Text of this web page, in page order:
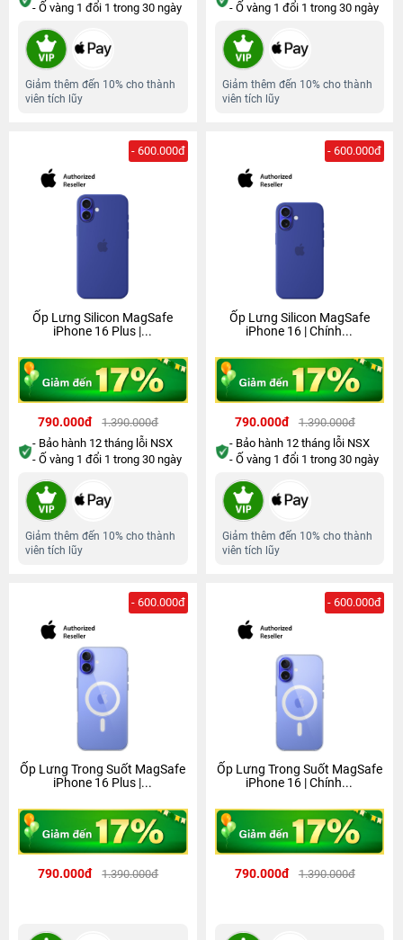
- Ố vàng 1 đổi 1 trong 30 ngày
Giảm thêm đến 10% cho thành
viên tích lũy
- Ố vàng 1 đổi 1 trong 30 ngày
Giảm thêm đến 10% cho thành
viên tích lũy
- 600.000đ
Ốp Lưng Silicon MagSafe
iPhone 16 Plus |...
790.000đ
1.390.000đ
- Bảo hành 12 tháng lỗi NSX
- Ố vàng 1 đổi 1 trong 30 ngày
Giảm thêm đến 10% cho thành
viên tích lũy
- 600.000đ
Ốp Lưng Silicon MagSafe
iPhone 16 | Chính...
790.000đ
1.390.000đ
- Bảo hành 12 tháng lỗi NSX
- Ố vàng 1 đổi 1 trong 30 ngày
Giảm thêm đến 10% cho thành
viên tích lũy
- 600.000đ
Ốp Lưng Trong Suốt MagSafe
iPhone 16 Plus |...
790.000đ 1.390.000đ
- 600.000đ
Ốp Lưng Trong Suốt MagSafe
iPhone 16 | Chính...
790.000đ 1.390.000đ